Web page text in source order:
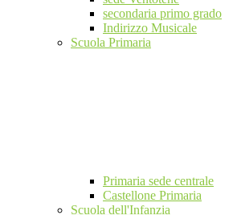
secondaria primo grado
Indirizzo Musicale
Scuola Primaria
Primaria sede centrale
Castellone Primaria
Scuola dell'Infanzia